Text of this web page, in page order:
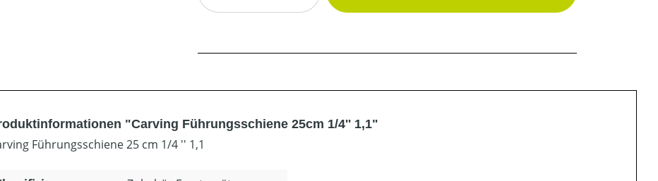
"Carving Führungsschiene 25cm 1/4'' 1,1"
Führungsschiene 25 cm 1/4 '' 1,1